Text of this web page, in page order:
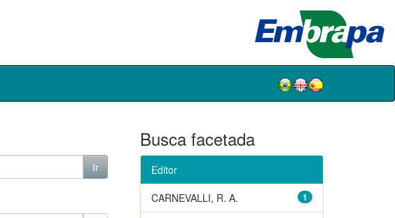
Busca facetada
Editor
1
CARNEVALLI, R. A.